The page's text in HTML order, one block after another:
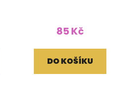
85 Kč
DO KOŠÍKU